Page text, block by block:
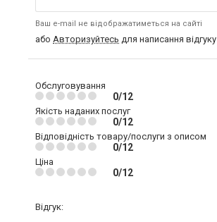
Ваш e-mail не відображатиметься на сайті
або Авторизуйтесь для написання відгуку
Обслуговування
0/12
Якість наданих послуг
0/12
Відповідність товару/послуги з описом
0/12
Ціна
0/12
Відгук: